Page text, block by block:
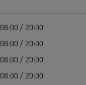
08:00 / 20:00
08:00 / 20:00
08:00 / 20:00
08:00 / 20:00